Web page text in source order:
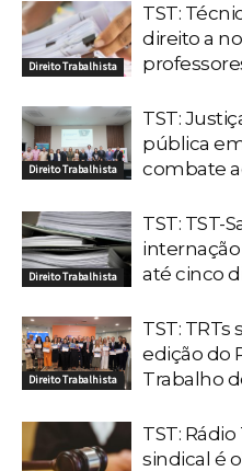
Direito Trabalhista
TST:
direito a
Direito Trabalhista
TST:
pública
combate
Direito Trabalhista
TST: TST-
até cinco
Direito Trabalhista
TST: TRTs
edição do
Trabalho
TST:
sindical é